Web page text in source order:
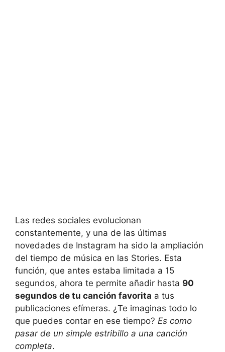
Las redes sociales evolucionan
constantemente, y una de las últimas
novedades de Instagram ha sido la ampliación
del tiempo de música en las Stories. Esta
función, que antes estaba limitada a 15
segundos, ahora te permite añadir hasta 90
segundos de tu canción favorita a tus
publicaciones efímeras. ¿Te imaginas todo lo
que puedes contar en ese tiempo? Es como
pasar de un simple estribillo a una canción
completa.